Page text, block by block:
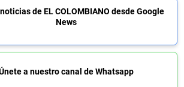
de EL COLOMBIANO desde Google
News
a nuestro canal de Whatsapp